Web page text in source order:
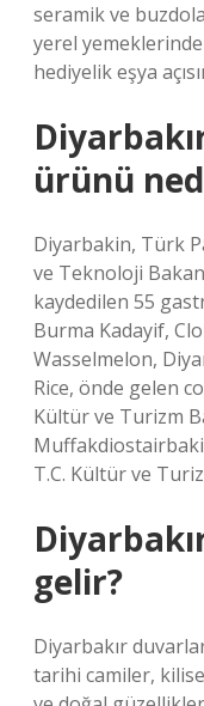
seramik ve
yerel
hediyelik eşya
ürünü
Diyarbakin, Türk
ve Teknoloji
kaydedilen 55
Burma Kadayif,
Wasselmelon,
Rice, önde gelen
Kültür ve Turizm
T.C. Kültür ve
gelir?
Diyarbakır
tarihi camiler,